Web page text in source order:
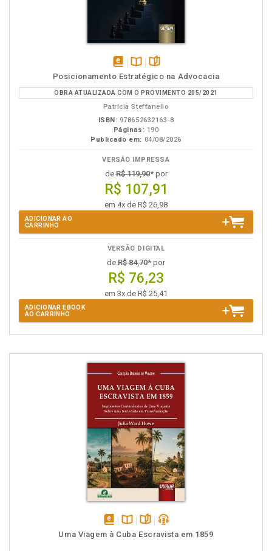
disponível
em
eBook
Disponível
na
B.V.
páginas
Posicionamento Estratégico na Advocacia
OBRA ATUALIZADA COM O PROVIMENTO 205/2021
Patrícia Steffanello
ISBN: 978652632163-8
Páginas: 190
Publicado em: 04/08/2026
VERSÃO IMPRESSA
deR$ 119,90* por
R$ 107,91
em 4x de R$ 26,98
ADICIONAR AO
CARRINHO
VERSÃO DIGITAL
de R$ 84,70* por
R$ 76,23
em 3x de R$ 25,41
ADICIONAR EBOOK
AO CARRINHO
disponívelDisponível
páginaspodcast
Uma Viagem à Cuba Escravista em 1859